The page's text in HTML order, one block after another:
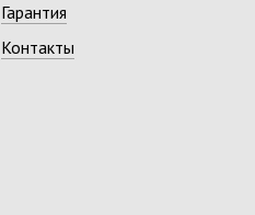
Гарантия
Контакты